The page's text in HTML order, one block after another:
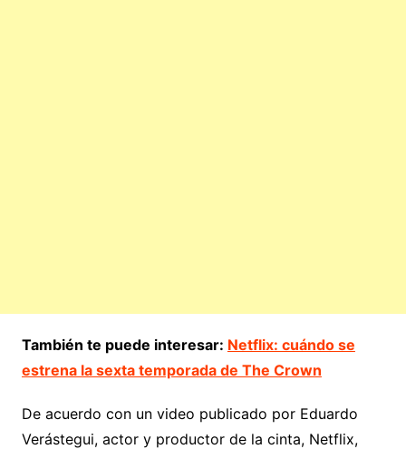
También te puede interesar: Netflix: cuándo se
estrena la sexta temporada de The Crown
De acuerdo con un video publicado por Eduardo
Verástegui, actor y productor de la cinta, Netflix,